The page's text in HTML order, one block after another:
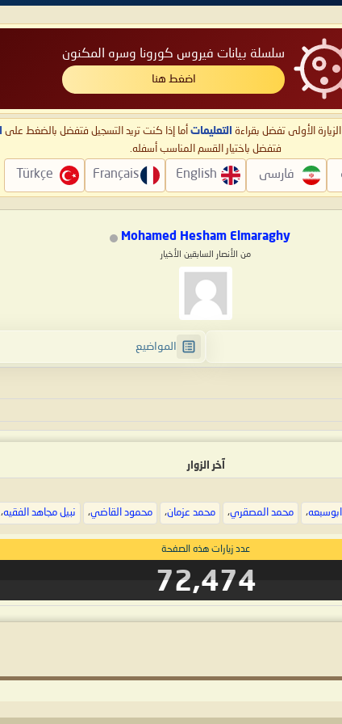
سلسلة بيانات فيروس كورونا وسره المكنون
اضغط هنا
الأولى تفضل بقراءة التعليمات أما إذا كنت تريد التسجيل فتفضل بالضغط على
فتفضل باختيار القسم المناسب أسفله.
فارسی English
Français
Türkçe
Mohamed Hesham Elmaraghy
من الأنصار السابقين الأخيار
المواضيع
آخر الزوار
، محمد المصقري، محمد عزمان، محمود القاضي، نبيل مجاهد الفقيه،
عدد زيارات هذه الصفحة
72,474